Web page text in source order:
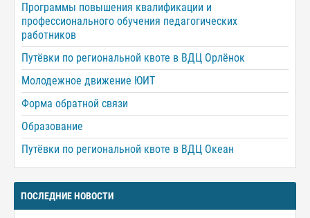
Программы повышения квалификации и
профессионального обучения педагогических
работников
Путёвки по региональной квоте в ВДЦ Орлёнок
Молодежное движение ЮИТ
Форма обратной связи
Образование
Путёвки по региональной квоте в ВДЦ Океан
ПОСЛЕДНИЕ НОВОСТИ